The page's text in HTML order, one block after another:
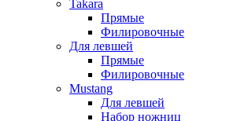
Takara
Прямые
Филировочные
Для левшей
Прямые
Филировочные
Mustang
Для левшей
Набор ножниц